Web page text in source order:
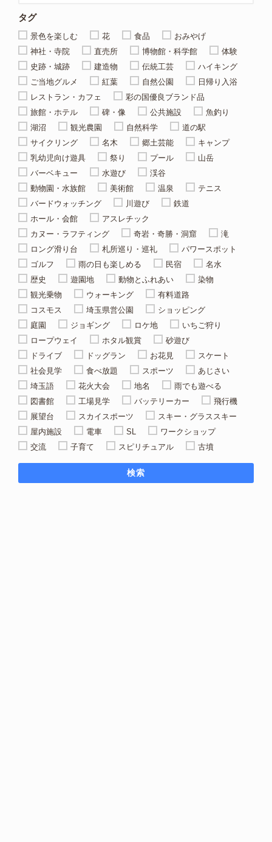
タグ
景色を楽しむ 花 食品
おみやげ
神社・寺院
直売所 博物館・科学館
体験
史跡・城跡
建造物 伝統工芸
ハイキング
ご当地グルメ
紅葉 自然公園
日帰り入浴
レストラン・カフェ
彩の国優良ブランド品
旅館・ホテル
碑・像 公共施設
魚釣り
湖沼
観光農園 自然科学
道の駅
サイクリング
名木 郷土芸能
キャンプ
乳幼児向け遊具
祭り プール
山岳
バーベキュー
水遊び
渓谷
動物園・水族館
美術館 温泉
テニス
バードウォッチング
川遊び
鉄道
ホール・会館
アスレチック
カヌー・ラフティング
奇岩・奇勝・洞窟
滝
ロング滑り台
札所巡り・巡礼
パワースポット
ゴルフ
雨の日も楽しめる 民宿
名水
歴史
遊園地 動物とふれあい
染物
観光乗物
ウォーキング
有料道路
コスモス
埼玉県営公園
ショッピング
庭園
ジョギング ロケ地
いちご狩り
ロープウェイ
ホタル観賞
砂遊び
ドライブ
ドッグラン お花見
スケート
社会見学
食べ放題 スポーツ
あじさい
埼玉語
花火大会 地名
雨でも遊べる
図書館
工場見学 バッテリーカー
飛行機
展望台
スカイスポーツ
スキー・グラススキー
屋内施設
電車 SL
ワークショップ
交流
子育て スピリチュアル 古墳
検索